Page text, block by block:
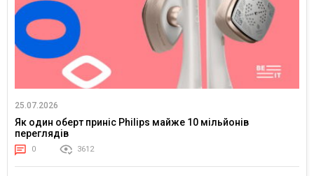
25.07.2026
Як один оберт приніс Philips майже 10 мільйонів
переглядів
0 3612